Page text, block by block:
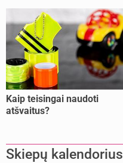
Kaip teisingai naudoti
atšvaitus?
Skiepų kalendorius